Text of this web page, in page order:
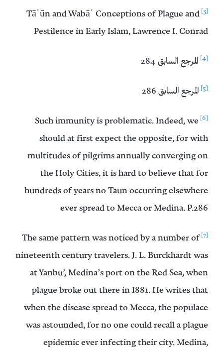
[3]
Tāʿūn and Wabāʾ Conceptions of Plague and
Pestilence in Early Islam, Lawrence I. Conrad
[4] المرجع السابق 284
[5] المرجع السابق 286
[6]
Such immunity is problematic. Indeed, we
should at first expect the opposite, for with
multitudes of pilgrims annually converging on
the Holy Cities, it is hard to believe that for
hundreds of years no Taun occurring elsewhere
ever spread to Mecca or Medina. P.286
[7]
The same pattern was noticed by a number of
nineteenth century travelers. J. L. Burckhardt was
at Yanbu’, Medina’s port on the Red Sea, when
plague broke out there in I881. He writes that
when the disease spread to Mecca, the populace
was astounded, for no one could recall a plague
epidemic ever infecting their city. Medina,